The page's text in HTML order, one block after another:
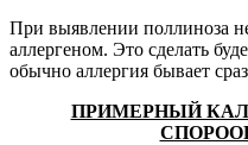
При выявлении поллиноза
аллергеном. Это сделать
обычно аллергия бывает
ПРИМЕРНЫЙ